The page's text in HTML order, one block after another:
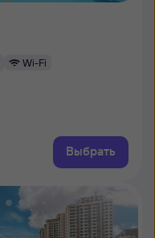
Wi-Fi
Выбрать